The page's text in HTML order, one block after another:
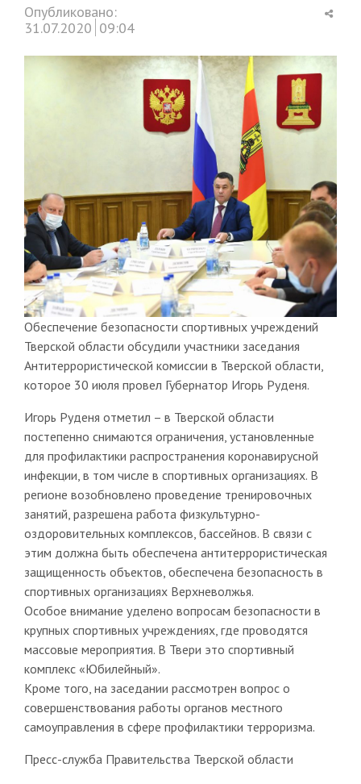
Опубликовано:
31.07.2020 09:04
Обеспечение безопасности спортивных учреждений
Тверской области обсудили участники заседания
Антитеррористической комиссии в Тверской области,
которое 30 июля провел Губернатор Игорь Руденя.
Игорь Руденя отметил – в Тверской области
постепенно снимаются ограничения, установленные
для профилактики распространения коронавирусной
инфекции, в том числе в спортивных организациях. В
регионе возобновлено проведение тренировочных
занятий, разрешена работа физкультурно-
оздоровительных комплексов, бассейнов. В связи с
этим должна быть обеспечена антитеррористическая
защищенность объектов, обеспечена безопасность в
спортивных организациях Верхневолжья.
Особое внимание уделено вопросам безопасности в
крупных спортивных учреждениях, где проводятся
массовые мероприятия. В Твери это спортивный
комплекс «Юбилейный».
Кроме того, на заседании рассмотрен вопрос о
совершенствования работы органов местного
самоуправления в сфере профилактики терроризма.
Пресс-служба Правительства Тверской области